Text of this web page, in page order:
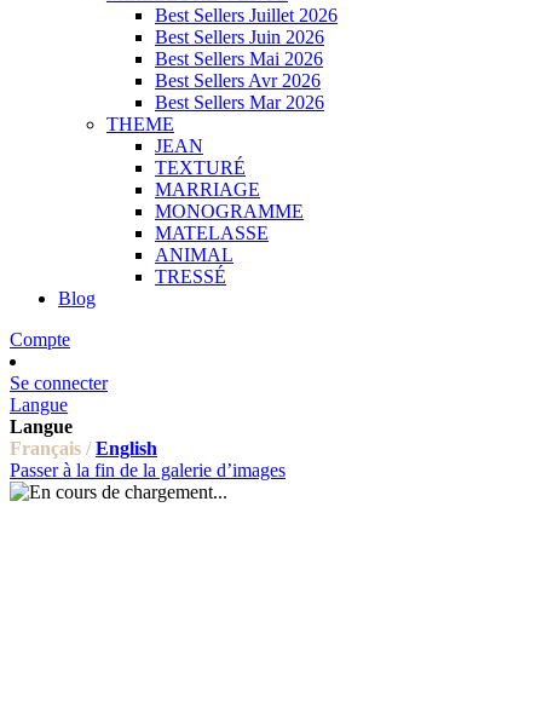
Best Sellers Juillet 2026
Best Sellers Juin 2026
Best Sellers Mai 2026
Best Sellers Avr 2026
Best Sellers Mar 2026
THEME
JEAN
TEXTURÉ
MARRIAGE
MONOGRAMME
MATELASSE
ANIMAL
TRESSÉ
Blog
Compte
Se connecter
Langue
Langue
Français / English
Passer à la fin de la galerie d’images